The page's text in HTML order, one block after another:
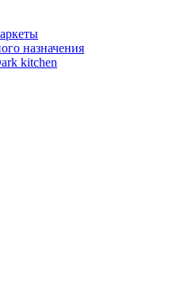
назначения
kitchen